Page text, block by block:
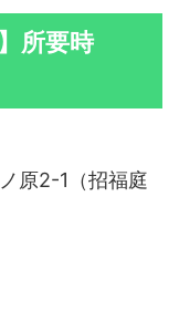
所要時
原2-1（招福庭